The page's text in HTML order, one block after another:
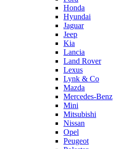
Honda
Hyundai
Jaguar
Jeep
Kia
Lancia
Land Rover
Lexus
Lynk & Co
Mazda
Mercedes-Benz
Mini
Mitsubishi
Nissan
Opel
Peugeot